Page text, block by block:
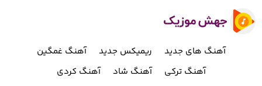
آهنگ های جدید ریمیکس جدید
آهنگ غمگین
آهنگ ترکی
آهنگ شاد آهنگ کردی